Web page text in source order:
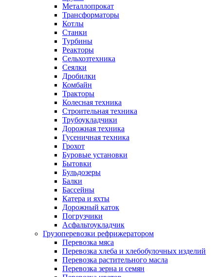
Металлопрокат
Трансформаторы
Котлы
Станки
Турбины
Реакторы
Сельхозтехника
Сеялки
Дробилки
Комбайн
Тракторы
Колесная техника
Строительная техника
Трубоукладчики
Дорожная техника
Гусеничная техника
Грохот
Буровые установки
Бытовки
Бульдозеры
Балки
Бассейны
Катера и яхты
Дорожный каток
Погрузчики
Асфальтоукладчик
Грузоперевозки рефрижератором
Перевозка мяса
Перевозка хлеба и хлебобулочных изделий
Перевозка растительного масла
Перевозка зерна и семян